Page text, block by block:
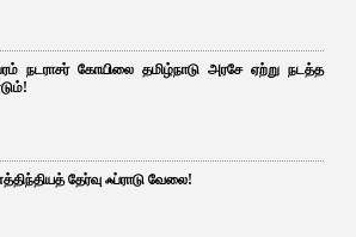
நடராசர் கோயிலை தமிழ்நாடு அரசே ஏற்று நடத்த
தேர்வு ஃப்ராடு வேலை!